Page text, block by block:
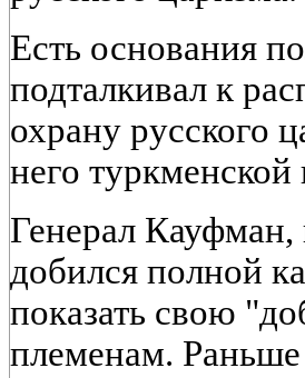
Есть основания
подталкивал к
охрану русского
него туркменской
Генерал Кауфман,
добился полной
показать свою
племенам.